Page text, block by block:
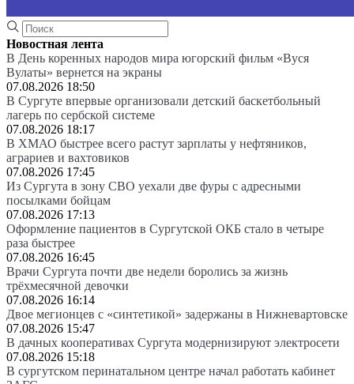
Новостная лента
В День коренных народов мира югорский фильм «Вуся
Вулаты» вернется на экраны
07.08.2026 18:50
В Сургуте впервые организовали детский баскетбольный
лагерь по сербской системе
07.08.2026 18:17
В ХМАО быстрее всего растут зарплаты у нефтяников,
аграриев и вахтовиков
07.08.2026 17:45
Из Сургута в зону СВО уехали две фуры с адресными
посылками бойцам
07.08.2026 17:13
Оформление пациентов в Сургутской ОКБ стало в четыре
раза быстрее
07.08.2026 16:45
Врачи Сургута почти две недели боролись за жизнь
трёхмесячной девочки
07.08.2026 16:14
Двое мегионцев с «синтетикой» задержаны в Нижневартовске
07.08.2026 15:47
В дачных кооперативах Сургута модернизируют электросети
07.08.2026 15:18
В сургутском перинатальном центре начал работать кабинет